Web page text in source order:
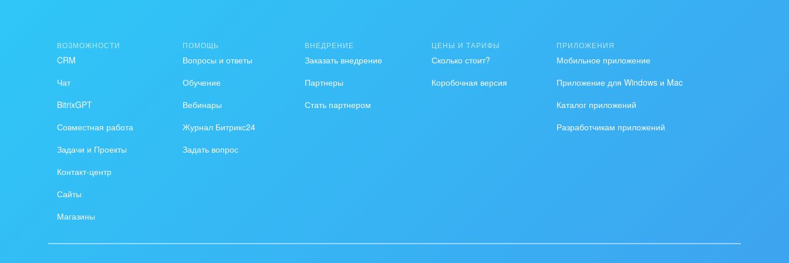
Крупные корпоративные
внедрения
гос.организаций
продаж
Внедрение онлайн-офиса
/ Интранета
Охрана, безопасность
Промышленность
СМИ, издательства,
справочники
ВОЗМОЖНОСТИ
CRM
Чат
BitrixGPT
Совместная работа
Задачи и Проекты
Контакт-центр
Сайты
Магазины
ПОМОЩЬ
Вопросы и ответы
Обучение
Вебинары
Журнал Битрикс24
Задать вопрос
ВНЕДРЕНИЕ
Заказать внедрение
Партнеры
Стать партнером
ЦЕНЫ И ТАРИФЫ
Сколько стоит?
Коробочная версия
ПРИЛОЖЕНИЯ
Мобильное приложение
Приложение для Windows и Mac
Каталог приложений
Разработчикам приложений